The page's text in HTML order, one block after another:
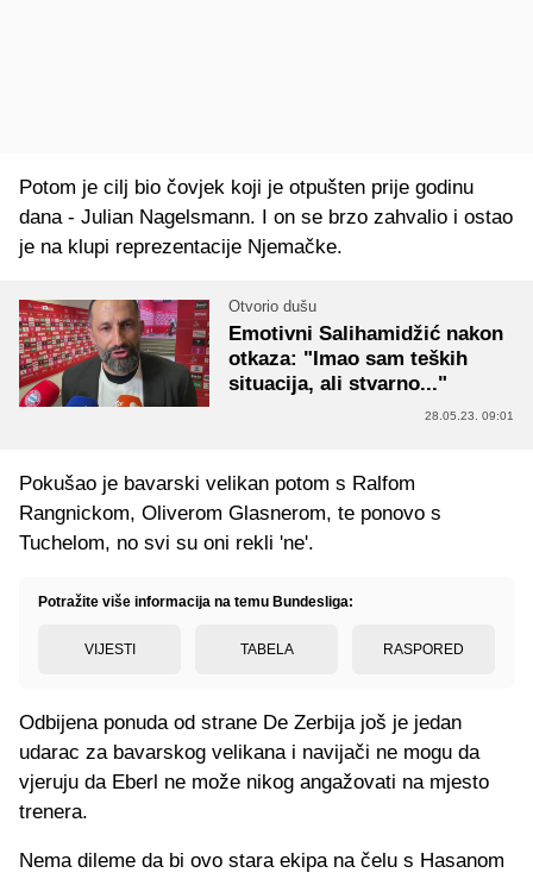
Potom je cilj bio čovjek koji je otpušten prije godinu
dana - Julian Nagelsmann. I on se brzo zahvalio i ostao
je na klupi reprezentacije Njemačke.
Otvorio dušu
Emotivni Salihamidžić nakon
otkaza: "Imao sam teških
situacija, ali stvarno..."
28.05.23. 09:01
Pokušao je bavarski velikan potom s Ralfom
Rangnickom, Oliverom Glasnerom, te ponovo s
Tuchelom, no svi su oni rekli 'ne'.
Potražite više informacija na temu Bundesliga:
VIJESTI TABELA RASPORED
Odbijena ponuda od strane De Zerbija još je jedan
udarac za bavarskog velikana i navijači ne mogu da
vjeruju da Eberl ne može nikog angažovati na mjesto
trenera.
Nema dileme da bi ovo stara ekipa na čelu s Hasanom